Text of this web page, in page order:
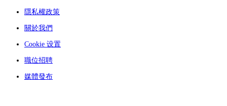
隱私權政策
關於我們
Cookie 设置
職位招聘
媒體發布